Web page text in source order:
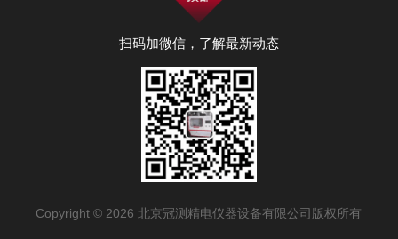
扫码加微信，了解最新动态
Copyright © 2026 北京冠测精电仪器设备有限公司版权所有